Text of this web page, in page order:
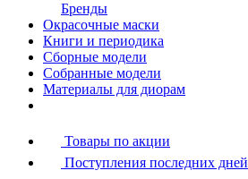
Бренды
Окрасочные маски
Книги и периодика
Сборные модели
Собранные модели
Материалы для диорам
Товары по акции
Поступления последних дней